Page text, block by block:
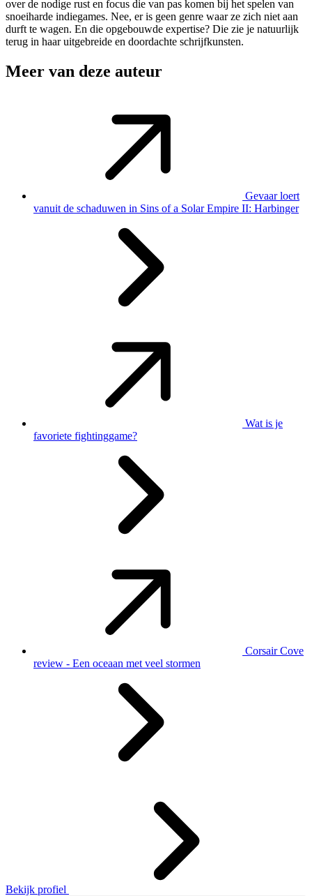
over de nodige rust en focus die van pas komen bij het spelen van
snoeiharde indiegames. Nee, er is geen genre waar ze zich niet aan
durft te wagen. En die opgebouwde expertise? Die zie je natuurlijk
terug in haar uitgebreide en doordachte schrijfkunsten.
Meer van deze auteur
Gevaar loert
vanuit de schaduwen in Sins of a Solar Empire II: Harbinger
Wat is je
favoriete fightinggame?
Corsair Cove
review - Een oceaan met veel stormen
Bekijk profiel